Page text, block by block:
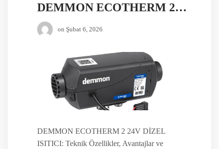
DEMMON ECOTHERM 2 24V DİZEL ISITICI
on Şubat 6, 2026
DEMMON ECOTHERM 2 24V DİZEL
ISITICI: Teknik Özellikler, Avantajlar ve